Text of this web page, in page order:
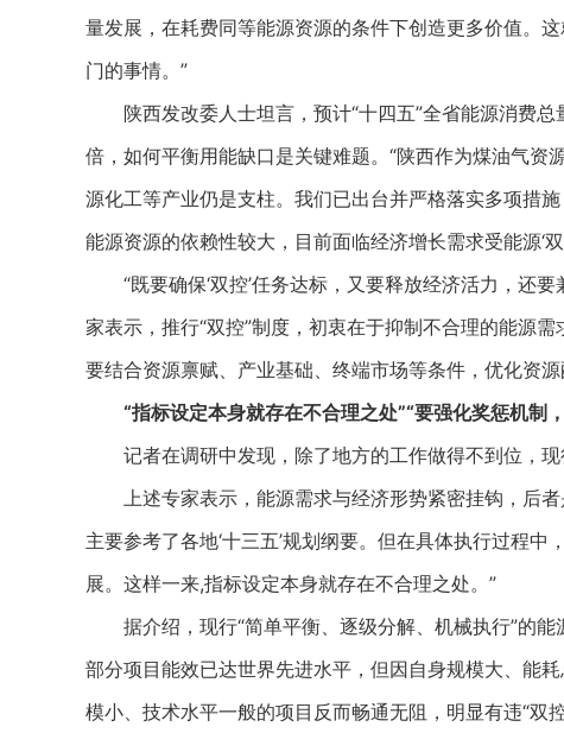
量发展，在耗费同等能源资源的条件下创造更多价值。
门的事情。”
陕西发改委人士坦言，预计“十四五”全省能源消费总
倍，如何平衡用能缺口是关键难题。“陕西作为煤油气
源化工等产业仍是支柱。我们已出台并严格落实多项措
能源资源的依赖性较大，目前面临经济增长需求受能源‘
“既要确保‘双控’任务达标，又要释放经济活力，还
家表示，推行“双控”制度，初衷在于抑制不合理的能源
要结合资源禀赋、产业基础、终端市场等条件，优化资
“指标设定本身就存在不合理之处”“要强化奖惩机制
记者在调研中发现，除了地方的工作做得不到位，现
上述专家表示，能源需求与经济形势紧密挂钩，后者
主要参考了各地‘十三五’规划纲要。但在具体执行过程
展。这样一来,指标设定本身就存在不合理之处。”
据介绍，现行“简单平衡、逐级分解、机械执行”的能
部分项目能效已达世界先进水平，但因自身规模大、能
模小、技术水平一般的项目反而畅通无阻，明显有违“双